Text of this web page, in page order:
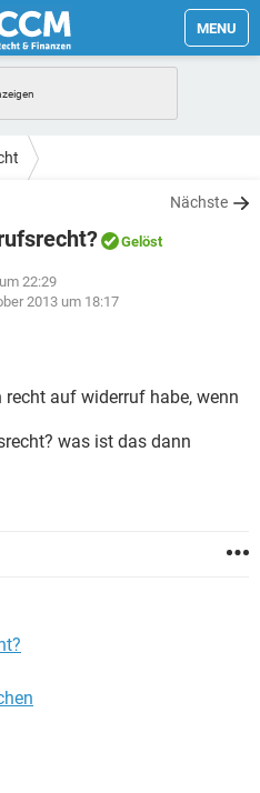
MENU
Nächste
Gelöst
22:29
2013 um 18:17
auf widerruf habe, wenn
was ist das dann